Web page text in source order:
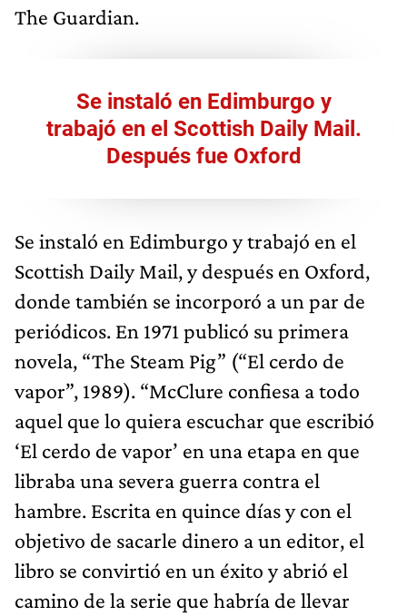
The Guardian.
Se instaló en Edimburgo y
trabajó en el Scottish Daily Mail.
Después fue Oxford
Se instaló en Edimburgo y trabajó en el
Scottish Daily Mail, y después en Oxford,
donde también se incorporó a un par de
periódicos. En 1971 publicó su primera
novela, “The Steam Pig” (“El cerdo de
vapor”, 1989). “McClure confiesa a todo
aquel que lo quiera escuchar que escribió
‘El cerdo de vapor’ en una etapa en que
libraba una severa guerra contra el
hambre. Escrita en quince días y con el
objetivo de sacarle dinero a un editor, el
libro se convirtió en un éxito y abrió el
camino de la serie que habría de llevar